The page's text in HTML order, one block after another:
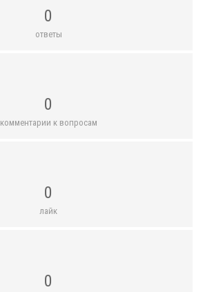
0
ответы
0
комментарии к вопросам
0
лайк
0